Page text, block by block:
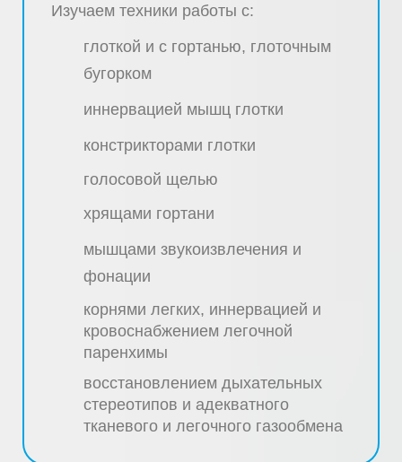
Изучаем техники работы с:
глоткой и с гортанью, глоточным
бугорком
иннервацией мышц глотки
констрикторами глотки
голосовой щелью
хрящами гортани
мышцами звукоизвлечения и
фонации
корнями легких, иннервацией и
кровоснабжением легочной
паренхимы
восстановлением дыхательных
стереотипов и адекватного
тканевого и легочного газообмена